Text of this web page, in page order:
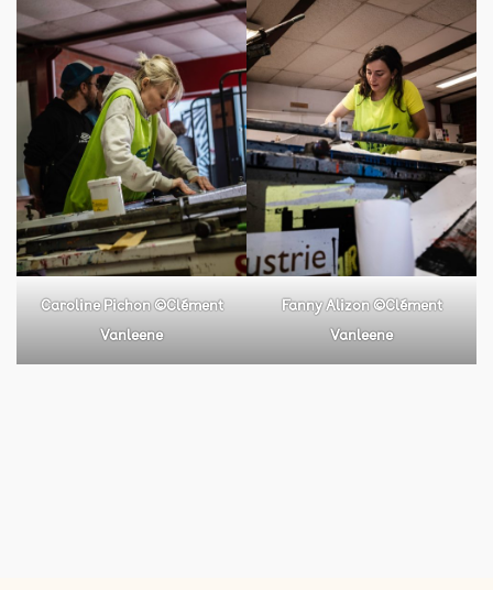
Caroline Pichon ©Clément
Vanleene
Fanny Alizon ©Clément
Vanleene